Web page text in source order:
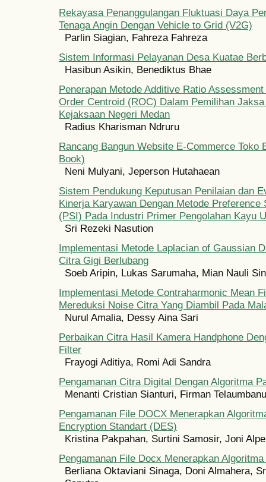
Rekayasa Penanggulangan Fluktuasi Daya
Tenaga Angin Dengan Vehicle to Grid (V2G)
Parlin Siagian, Fahreza Fahreza
Sistem Informasi Pelayanan Desa Kuatae
Hasibun Asikin, Benediktus Bhae
Penerapan Metode Additive Ratio
Order Centroid (ROC) Dalam Pemilihan
Kejaksaan Negeri Medan
Radius Kharisman Ndruru
Rancang Bangun Website E-Commerce Toko
Book)
Neni Mulyani, Jeperson Hutahaean
Sistem Pendukung Keputusan Penilaian dan
Kinerja Karyawan Dengan Metode Preference
(PSI) Pada Industri Primer Pengolahan Kayu
Sri Rezeki Nasution
Implementasi Metode Laplacian of Gaussian
Citra Gigi Berlubang
Soeb Aripin, Lukas Sarumaha, Mian Nauli
Implementasi Metode Contraharmonic Mean
Mereduksi Noise Citra Yang Diambil Pada
Nurul Amalia, Dessy Aina Sari
Perbaikan Citra Hasil Kamera Handphone
Filter
Frayogi Aditiya, Romi Adi Sandra
Pengamanan Citra Digital Dengan Algoritma
Menanti Cristian Sianturi, Firman
Pengamanan File DOCX Menerapkan
Encryption Standart (DES)
Kristina Pakpahan, Surtini Samosir, Joni
Pengamanan File Docx Menerapkan
Berliana Oktaviani Sinaga, Doni Almahera,